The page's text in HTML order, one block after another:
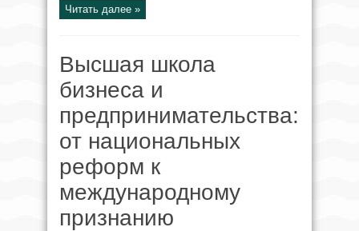
Читать далее »
Высшая школа
бизнеса и
предпринимательства:
от национальных
реформ к
международному
признанию